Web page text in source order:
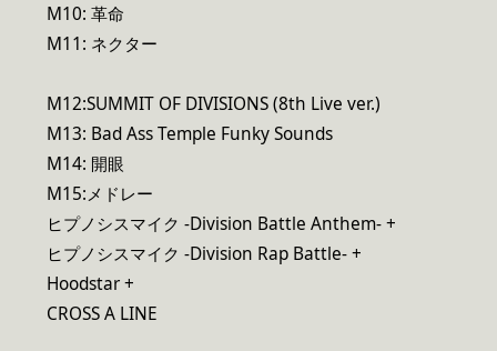
M10: 革命
M11: ネクター
M12:SUMMIT OF DIVISIONS (8th Live ver.)
M13: Bad Ass Temple Funky Sounds
M14: 開眼
M15:メドレー
ヒプノシスマイク -Division Battle Anthem- +
ヒプノシスマイク -Division Rap Battle- +
Hoodstar +
CROSS A LINE